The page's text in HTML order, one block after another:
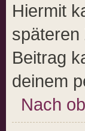
Hiermit
späteren
Beitrag
deinem
Nach